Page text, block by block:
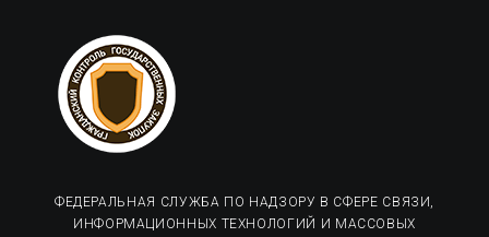
ФЕДЕРАЛЬНАЯ СЛУЖБА ПО НАДЗОРУ В СФЕРЕ СВЯЗИ,
ИНФОРМАЦИОННЫХ ТЕХНОЛОГИЙ И МАССОВЫХ